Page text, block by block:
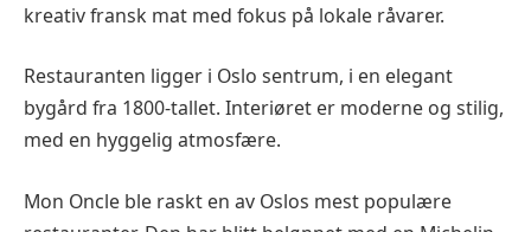
kreativ fransk mat med fokus på lokale råvarer.
Restauranten ligger i Oslo sentrum, i en elegant
bygård fra 1800-tallet. Interiøret er moderne og stilig,
med en hyggelig atmosfære.
Mon Oncle ble raskt en av Oslos mest populære